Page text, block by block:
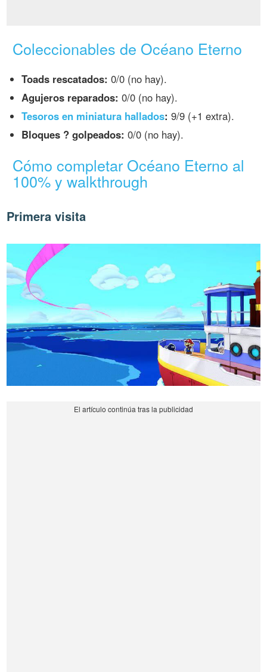
Coleccionables de Océano Eterno
Toads rescatados: 0/0 (no hay).
Agujeros reparados: 0/0 (no hay).
Tesoros en miniatura hallados: 9/9 (+1 extra).
Bloques ? golpeados: 0/0 (no hay).
Cómo completar Océano Eterno al
100% y walkthrough
Primera visita